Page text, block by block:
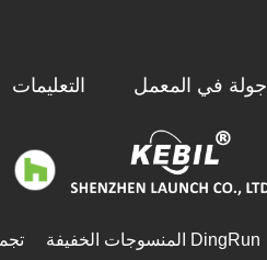
جولة في المعمل التعليمات
DingRun المنسوجات الخفيفة